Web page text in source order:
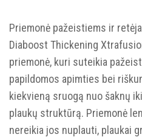
Priemonė pažeistiems ir
Diaboost Thickening
priemonė, kuri suteikia
papildomos apimties bei
kiekvieną sruogą nuo šaknų
plaukų struktūrą. Priemonė
nereikia jos nuplauti, plaukai